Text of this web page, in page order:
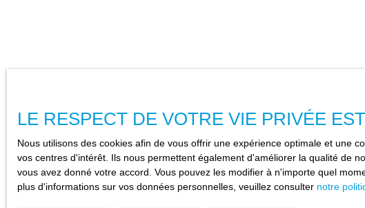
LE RESPECT DE VOTRE VIE PRIVÉE
Nous utilisons des cookies afin de vous offrir une expérience optimale et une
vos centres d'intérêt. Ils nous permettent également d'améliorer la qualité de
vous avez donné votre accord. Vous pouvez les modifier à n'importe quel
plus d'informations sur vos données personnelles, veuillez consulter notre